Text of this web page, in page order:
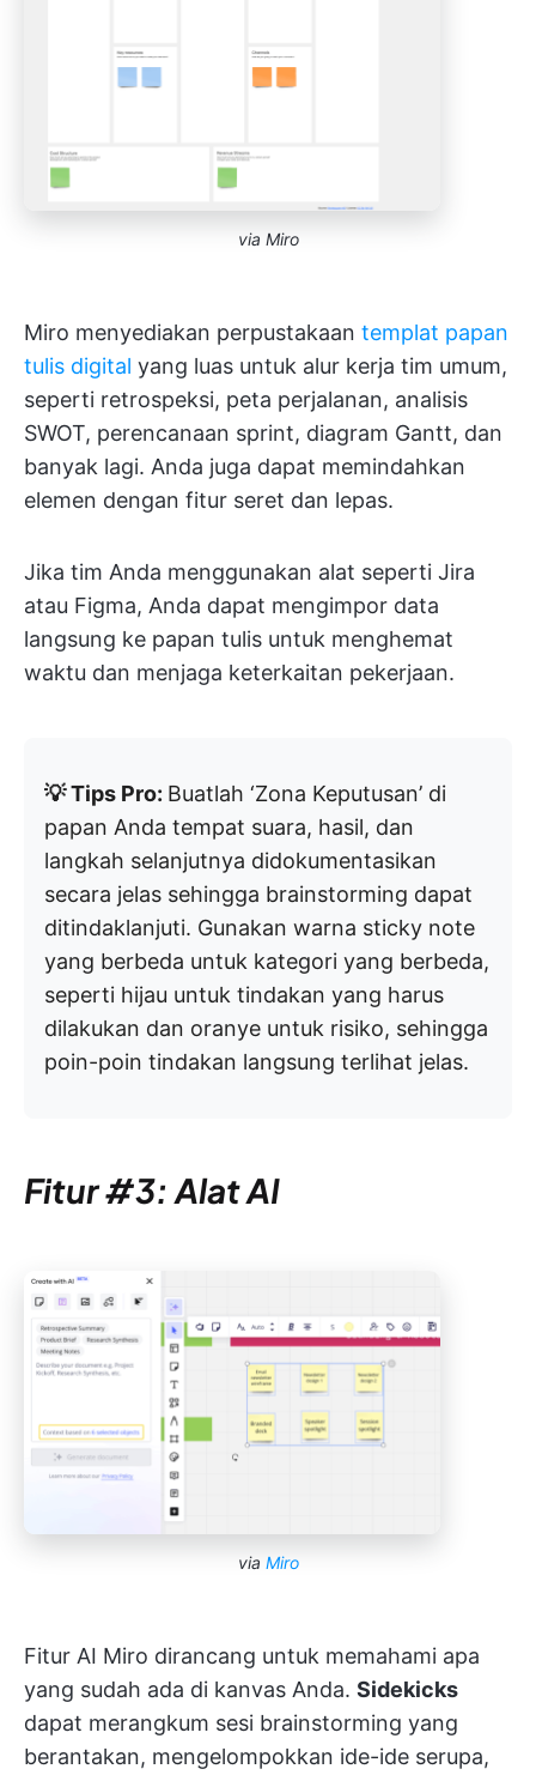
via Miro
Miro menyediakan perpustakaan templat papan
tulis digital yang luas untuk alur kerja tim umum,
seperti retrospeksi, peta perjalanan, analisis
SWOT, perencanaan sprint, diagram Gantt, dan
banyak lagi. Anda juga dapat memindahkan
elemen dengan fitur seret dan lepas.
Jika tim Anda menggunakan alat seperti Jira
atau Figma, Anda dapat mengimpor data
langsung ke papan tulis untuk menghemat
waktu dan menjaga keterkaitan pekerjaan.
💡 Tips Pro: Buatlah ‘Zona Keputusan’ di
papan Anda tempat suara, hasil, dan
langkah selanjutnya didokumentasikan
secara jelas sehingga brainstorming dapat
ditindaklanjuti. Gunakan warna sticky note
yang berbeda untuk kategori yang berbeda,
seperti hijau untuk tindakan yang harus
dilakukan dan oranye untuk risiko, sehingga
poin-poin tindakan langsung terlihat jelas.
Fitur #3: Alat AI
via Miro
Fitur AI Miro dirancang untuk memahami apa
yang sudah ada di kanvas Anda. Sidekicks
dapat merangkum sesi brainstorming yang
berantakan, mengelompokkan ide-ide serupa,